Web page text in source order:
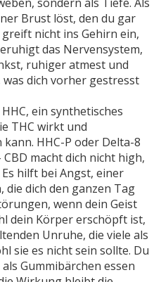
Brust löst, den du gar
nicht ins Gehirn ein,
das Nervensystem,
ruhiger atmest und
dich vorher gestresst
HHC, ein synthetisches
THC wirkt und
kann. HHC-P oder Delta-8
macht dich nicht high,
hilft bei Angst, einer
dich den ganzen Tag
, wenn dein Geist
dein Körper erschöpft ist,
Unruhe, die viele als
sie es nicht sein sollte. Du
Gummibärchen essen